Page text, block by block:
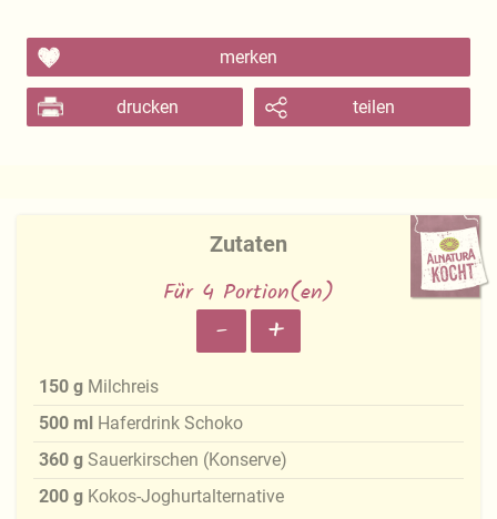
merken
drucken teilen
Zutaten
Für 4 Portion(en)
- +
150 g Milchreis
500 ml Haferdrink Schoko
360 g Sauerkirschen (Konserve)
200 g Kokos-Joghurtalternative